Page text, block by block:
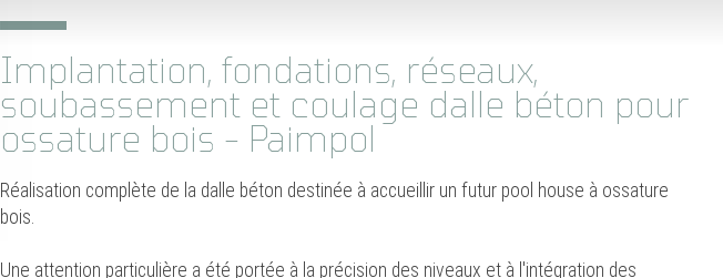
Implantation, fondations, réseaux,
soubassement et coulage dalle béton pour
ossature bois - Paimpol
Réalisation complète de la dalle béton destinée à accueillir un futur pool house à ossature
bois.
Une attention particulière a été portée à la précision des niveaux et à l'intégration des